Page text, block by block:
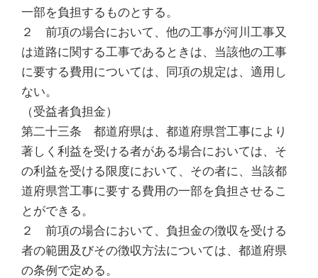
一部を負担するものとする。
２ 前項の場合において、他の工事が河川工事又
は道路に関する工事であるときは、当該他の工事
に要する費用については、同項の規定は、適用し
ない。
（受益者負担金）
第二十三条 都道府県は、都道府県営工事により
著しく利益を受ける者がある場合においては、そ
の利益を受ける限度において、その者に、当該都
道府県営工事に要する費用の一部を負担させるこ
とができる。
２ 前項の場合において、負担金の徴収を受ける
者の範囲及びその徴収方法については、都道府県
の条例で定める。